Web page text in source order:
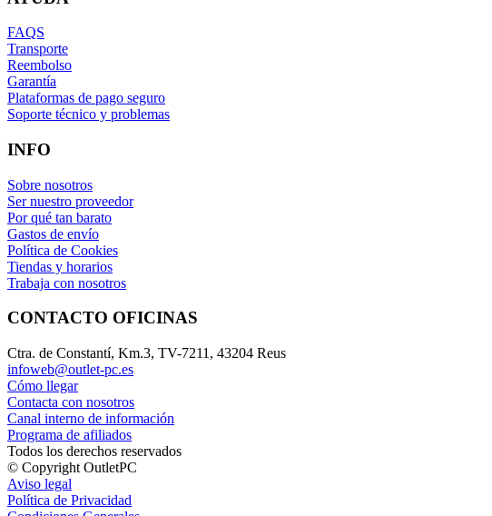
FAQS
Transporte
Reembolso
Garantía
Plataformas de pago seguro
Soporte técnico y problemas
INFO
Sobre nosotros
Ser nuestro proveedor
Por qué tan barato
Gastos de envío
Política de Cookies
Tiendas y horarios
Trabaja con nosotros
CONTACTO OFICINAS
Ctra. de Constantí, Km.3, TV-7211, 43204 Reus
infoweb@outlet-pc.es
Cómo llegar
Contacta con nosotros
Canal interno de información
Programa de afiliados
Todos los derechos reservados
© Copyright OutletPC
Aviso legal
Política de Privacidad